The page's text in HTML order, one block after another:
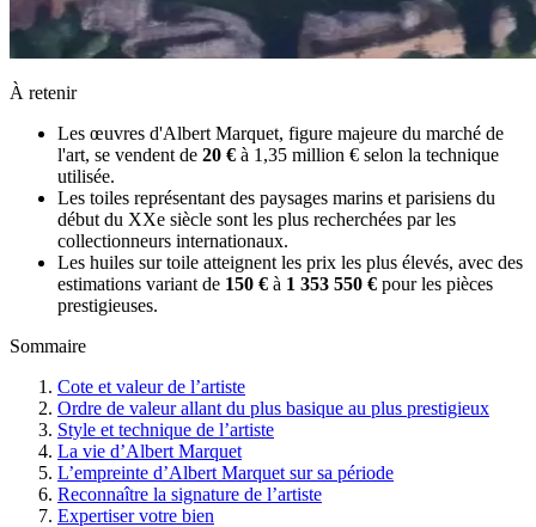
À retenir
Les œuvres d'Albert Marquet, figure majeure du marché de
l'art, se vendent de 20 € à 1,35 million € selon la technique
utilisée.
Les toiles représentant des paysages marins et parisiens du
début du XXe siècle sont les plus recherchées par les
collectionneurs internationaux.
Les huiles sur toile atteignent les prix les plus élevés, avec des
estimations variant de 150 € à 1 353 550 € pour les pièces
prestigieuses.
Sommaire
Cote et valeur de l’artiste
Ordre de valeur allant du plus basique au plus prestigieux
Style et technique de l’artiste
La vie d’Albert Marquet
L’empreinte d’Albert Marquet sur sa période
Reconnaître la signature de l’artiste
Expertiser votre bien